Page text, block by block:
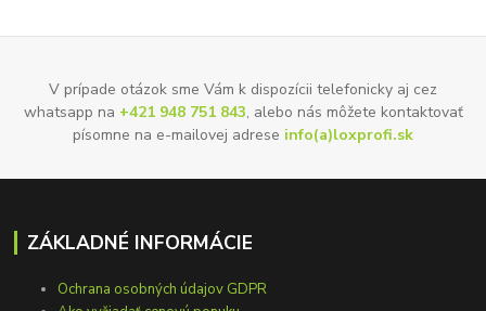
V prípade otázok sme Vám k dispozícii telefonicky aj cez
whatsapp na +421 948 751 843, alebo nás môžete kontaktovať
písomne na e-mailovej adrese info(a)loxprofi.sk
ZÁKLADNÉ INFORMÁCIE
Ochrana osobných údajov GDPR